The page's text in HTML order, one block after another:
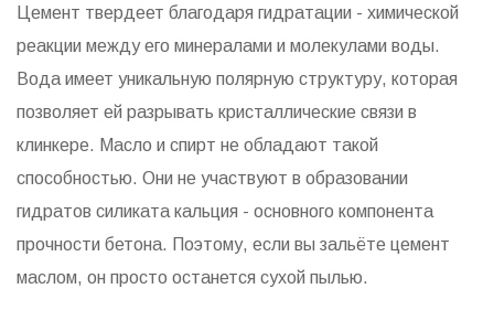
Цемент твердеет благодаря гидратации - химической
реакции между его минералами и молекулами воды.
Вода имеет уникальную полярную структуру, которая
позволяет ей разрывать кристаллические связи в
клинкере. Масло и спирт не обладают такой
способностью. Они не участвуют в образовании
гидратов силиката кальция - основного компонента
прочности бетона. Поэтому, если вы зальёте цемент
маслом, он просто останется сухой пылью.